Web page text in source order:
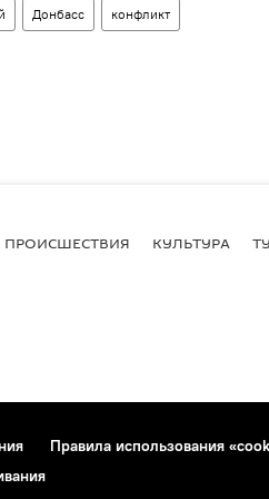
Донбасс конфликт
ПРОИСШЕСТВИЯ КУЛЬТУРА
Правила использования